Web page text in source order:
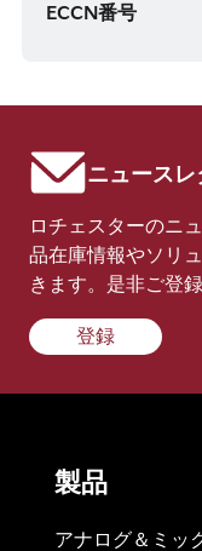
ECCN番号
ニュース
ロチェスターのニ
品在庫情報やソリ
きます。是非ご登
登録
製品
アナログ＆ミッ